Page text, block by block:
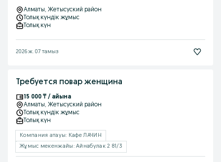
Алматы, Жетысуский район
Толық күндік жұмыс
Толық күн
2026 ж. 07 тамыз
Требуется повар женщина
15 000 ₸ / айына
Алматы, Жетысуский район
Толық күндік жұмыс
Толық күн
Компания атауы: Кафе ЛАЧИН
Жұмыс мекенжайы: Айнабулак 2 81/3